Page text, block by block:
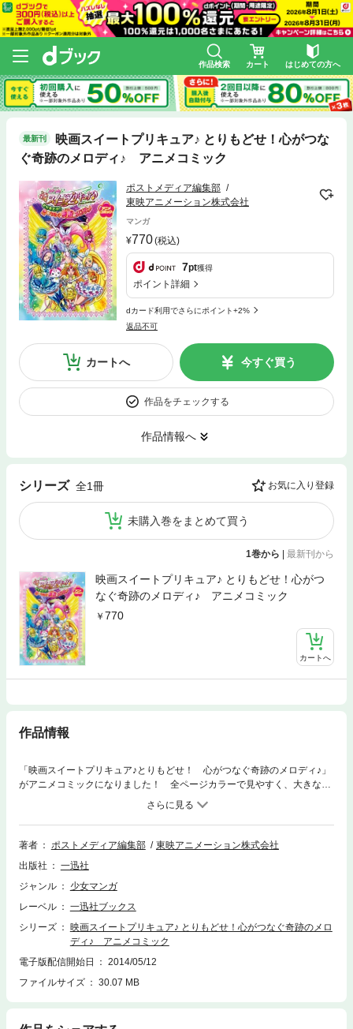
作品検索 カート はじめての方へ
最新刊
映画スイートプリキュア♪ とりもどせ！心がつな
ぐ奇跡のメロディ♪ アニメコミック
ポストメディア編集部
東映アニメーション株式会社
マンガ
770(税込)
7pt獲得
ポイント詳細
dカード利用でさらにポイント+2%
返品不可
カートへ 今すぐ買う
作品をチェックする
作品情報へ
シリーズ 全1冊 お気に入り登録
未購入巻をまとめて買う
1巻から 最新刊から
映画スイートプリキュア♪ とりもどせ！心がつ
なぐ奇跡のメロディ♪ アニメコミック
770
カートへ
作品情報
「映画スイートプリキュア♪とりもどせ！ 心がつなぐ奇跡のメロディ♪」
がアニメコミックになりました！ 全ページカラーで見やすく、大きなコ
マ割りで映画の迫力を完全再現！！ 漢字にはすべて読み仮名がふってあ
るので、お子様でも十分に楽しめます。世界の全ての音と音楽を生み出し
ている国「メイジャーランド」で、ある日突然音楽が消えてしまうという
大事件が起きる。一体誰がこんなことを！？ 驚きを隠せない響たちは、
んと、女王アフロディテ様だという噂が……。音楽を愛するアフロディテ
様が一体なぜ……！？ キュアミューズのスクリーンデビューとなる本
る、映画の感動と興奮をいつでもあなたの手元に！！ (C)2011映画スイー
トプリキュア！製作委員会
著者 ポストメディア編集部
東映アニメーション株式会社
出版社
一迅社
ジャンル
少女マンガ
レーベル
一迅社ブックス
シリーズ
映画スイートプリキュア♪ とりもどせ！心がつなぐ奇跡のメロ
ディ♪ アニメコミック
電子版配信開始日
2014/05/12
ファイルサイズ
30.07 MB